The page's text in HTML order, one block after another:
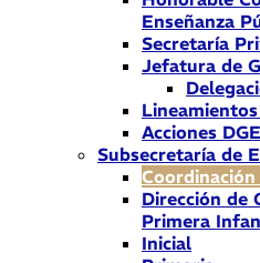
Enseñanza
Secretaría
Jefatura de
Acciones DGE
Subsecretaría de
Dirección de
Primera
Inicial